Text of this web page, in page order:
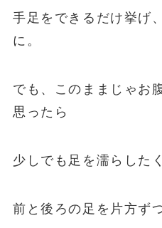
手足をできるだけ挙げ
に。
でも、このままじゃお
思ったら
少しでも足を濡らした
前と後ろの足を片方ず